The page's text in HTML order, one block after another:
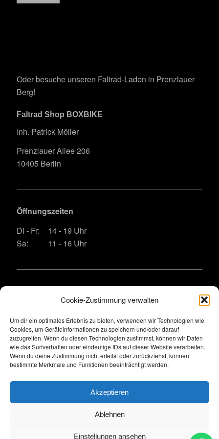
Cookie-Zustimmung verwalten
Um dir ein optimales Erlebnis zu bieten, verwenden wir Technologien wie
Cookies, um Geräteinformationen zu speichern und/oder darauf
zuzugreifen. Wenn du diesen Technologien zustimmst, können wir Daten
wie das Surfverhalten oder eindeutige IDs auf dieser Website verarbeiten.
Wenn du deine Zustimmung nicht erteilst oder zurückziehst, können
bestimmte Merkmale und Funktionen beeinträchtigt werden.
Akzeptieren
Ablehnen
Einstellungen ansehen
Oder besuche unseren Faltrad-Laden in Prenzlauer
Berg!
Faltrad Shop BOXBIKE
Inh. Patrick Möller
Prenzlauer Allee 206
10405 Berlin
Öffnungszeiten
Di - Fr:
14 - 19 Uhr
Sa:
11 - 16 Uhr
E-Mail: bitte das Kontaktformular nutzen wegen
Spamschutz
Legal Impressum•Datenschutz